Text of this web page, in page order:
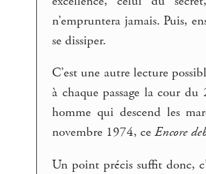
n’empruntera jamais. Puis,
se dissiper.
C’est une autre lecture
à chaque passage la cour
homme qui descend les
novembre 1974, ceEncore
Un point précis suffit donc,